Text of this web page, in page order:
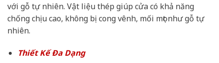
với gỗ tự nhiên. Vật liệu thép giúp cửa có khả năng
chống chịu cao, không bị cong vênh, mối mọt như gỗ tự
nhiên.
Thiết Kế Đa Dạng